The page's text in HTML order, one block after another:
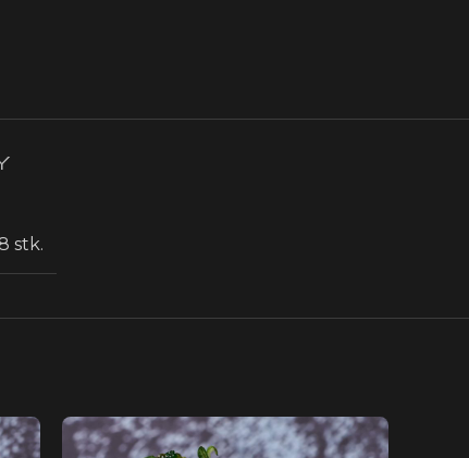
stk.